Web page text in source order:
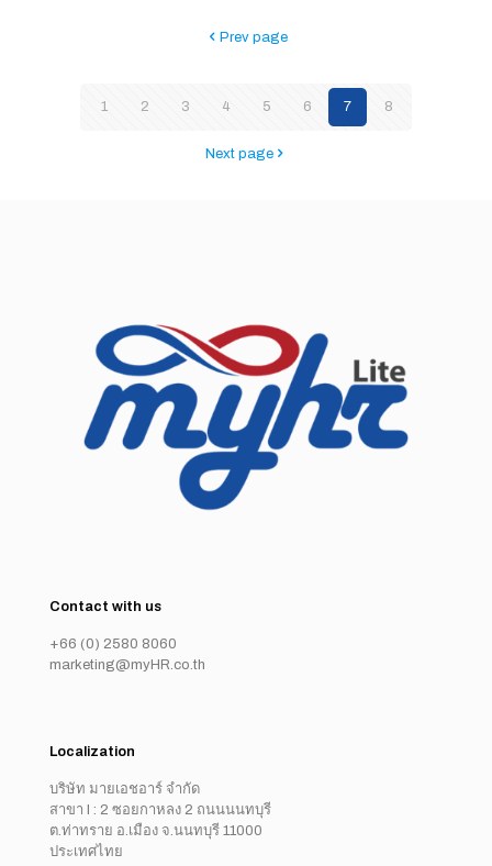
Prev page
1 2 3 4 5 6 7 8
Next page
Contact with us
+66 (0) 2580 8060
marketing@myHR.co.th
Localization
บริษัท มายเอชอาร์ จำกัด
สาขา I : 2 ซอยกาหลง 2 ถนนนนทบุรี
ต.ท่าทราย อ.เมือง จ.นนทบุรี 11000
ประเทศไทย